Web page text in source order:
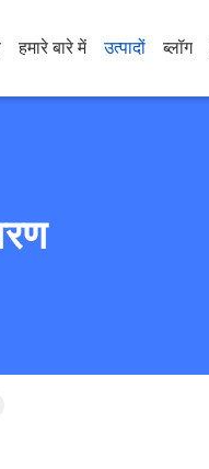
हमारे बारे में उत्पादों ब्लॉग